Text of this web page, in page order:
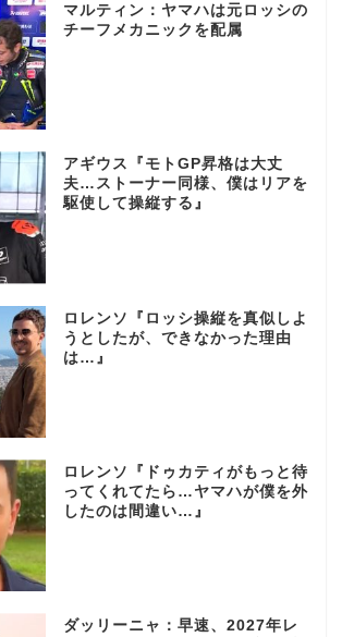
マルティン：ヤマハは元ロッシの
チーフメカニックを配属
アギウス『モトGP昇格は大丈
夫…ストーナー同様、僕はリアを
駆使して操縦する』
ロレンソ『ロッシ操縦を真似しよ
うとしたが、できなかった理由
は…』
ロレンソ『ドゥカティがもっと待
ってくれてたら…ヤマハが僕を外
したのは間違い…』
ダッリーニャ：早速、2027年レ